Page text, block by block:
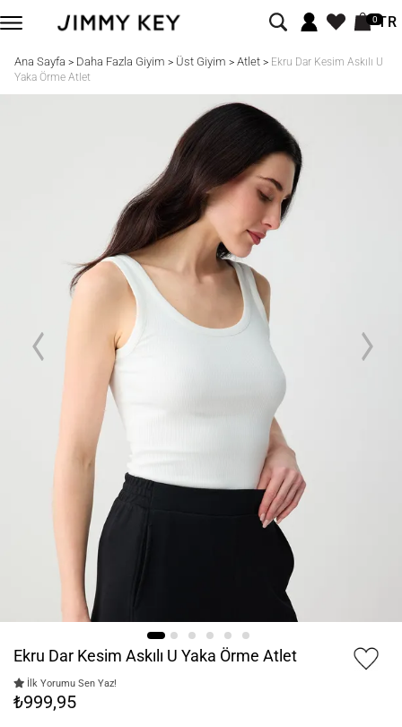
0TR
Ana Sayfa > Daha Fazla Giyim > Üst Giyim > Atlet> Ekru Dar Kesim Askılı U
Yaka Örme Atlet
Ekru Dar Kesim Askılı U Yaka Örme Atlet
İlk Yorumu Sen Yaz!
₺999,95